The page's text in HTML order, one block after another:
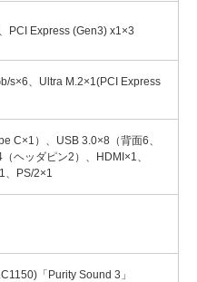
PCI Express (Gen3) x1×3
s×6、Ultra M.2×1(PCI Express
C×1）、USB 3.0×8（背面6、
ヘッダピン2）、HDMI×1、
、PS/2×1
「Purity Sound 3」